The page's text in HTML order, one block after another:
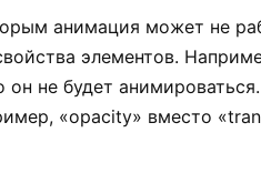
анимация может не
элементов.
не будет
«opacity» вместо